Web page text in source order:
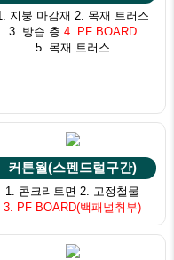
지붕 마감재 2. 목재 트러스
3. 방습 층 4. PF BOARD
5. 목재 트러스
커튼월(스펜드럴구간)
1. 콘크리트면 2. 고정철물
3. PF BOARD(백패널취부)